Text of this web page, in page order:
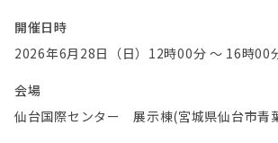
開催日時
2026年6月28日（日）12時00分 〜 16時00
会場
仙台国際センター 展示棟(宮城県仙台市青